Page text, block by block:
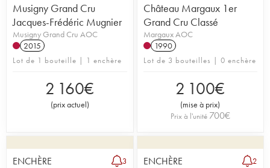
Musigny Grand Cru
Jacques-Frédéric Mugnier
Musigny Grand Cru AOC
2015
Lot de 1 bouteille | 1 enchère
2 160€
(prix actuel)
Château Margaux 1er
Grand Cru Classé
Margaux AOC
1990
Lot de 3 bouteilles | 0 enchère
2 100€
(mise à prix)
Prix à l'unité 700€
ENCHÈRE 3 ENCHÈRE 2